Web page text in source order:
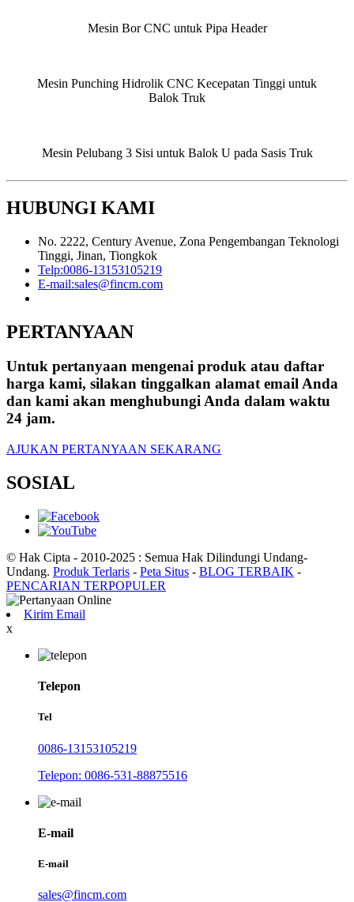
Mesin Bor CNC untuk Pipa Header
Mesin Punching Hidrolik CNC Kecepatan Tinggi untuk
Balok Truk
Mesin Pelubang 3 Sisi untuk Balok U pada Sasis Truk
HUBUNGI KAMI
No. 2222, Century Avenue, Zona Pengembangan Teknologi
Tinggi, Jinan, Tiongkok
Telp:0086-13153105219
E-mail:sales@fincm.com
PERTANYAAN
Untuk pertanyaan mengenai produk atau daftar
harga kami, silakan tinggalkan alamat email Anda
dan kami akan menghubungi Anda dalam waktu
24 jam.
AJUKAN PERTANYAAN SEKARANG
SOSIAL
© Hak Cipta - 2010-2025 : Semua Hak Dilindungi Undang-
Undang. Produk Terlaris - Peta Situs - BLOG TERBAIK -
PENCARIAN TERPOPULER
Kirim Email
x
Telepon
Tel
0086-13153105219
Telepon: 0086-531-88875516
E-mail
E-mail
sales@fincm.com